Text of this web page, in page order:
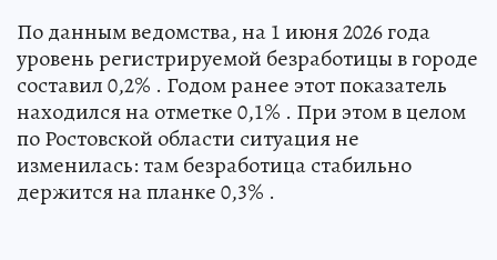
По данным ведомства, на 1 июня 2026 года
уровень регистрируемой безработицы в городе
составил 0,2% . Годом ранее этот показатель
находился на отметке 0,1% . При этом в целом
по Ростовской области ситуация не
изменилась: там безработица стабильно
держится на планке 0,3% .